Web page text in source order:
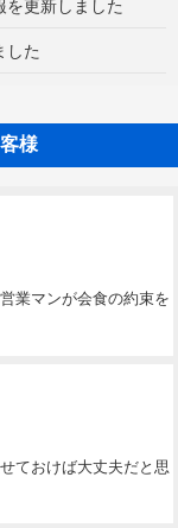
を更新しました
した
様
業マンが会食の約束を
ておけば大丈夫だと思